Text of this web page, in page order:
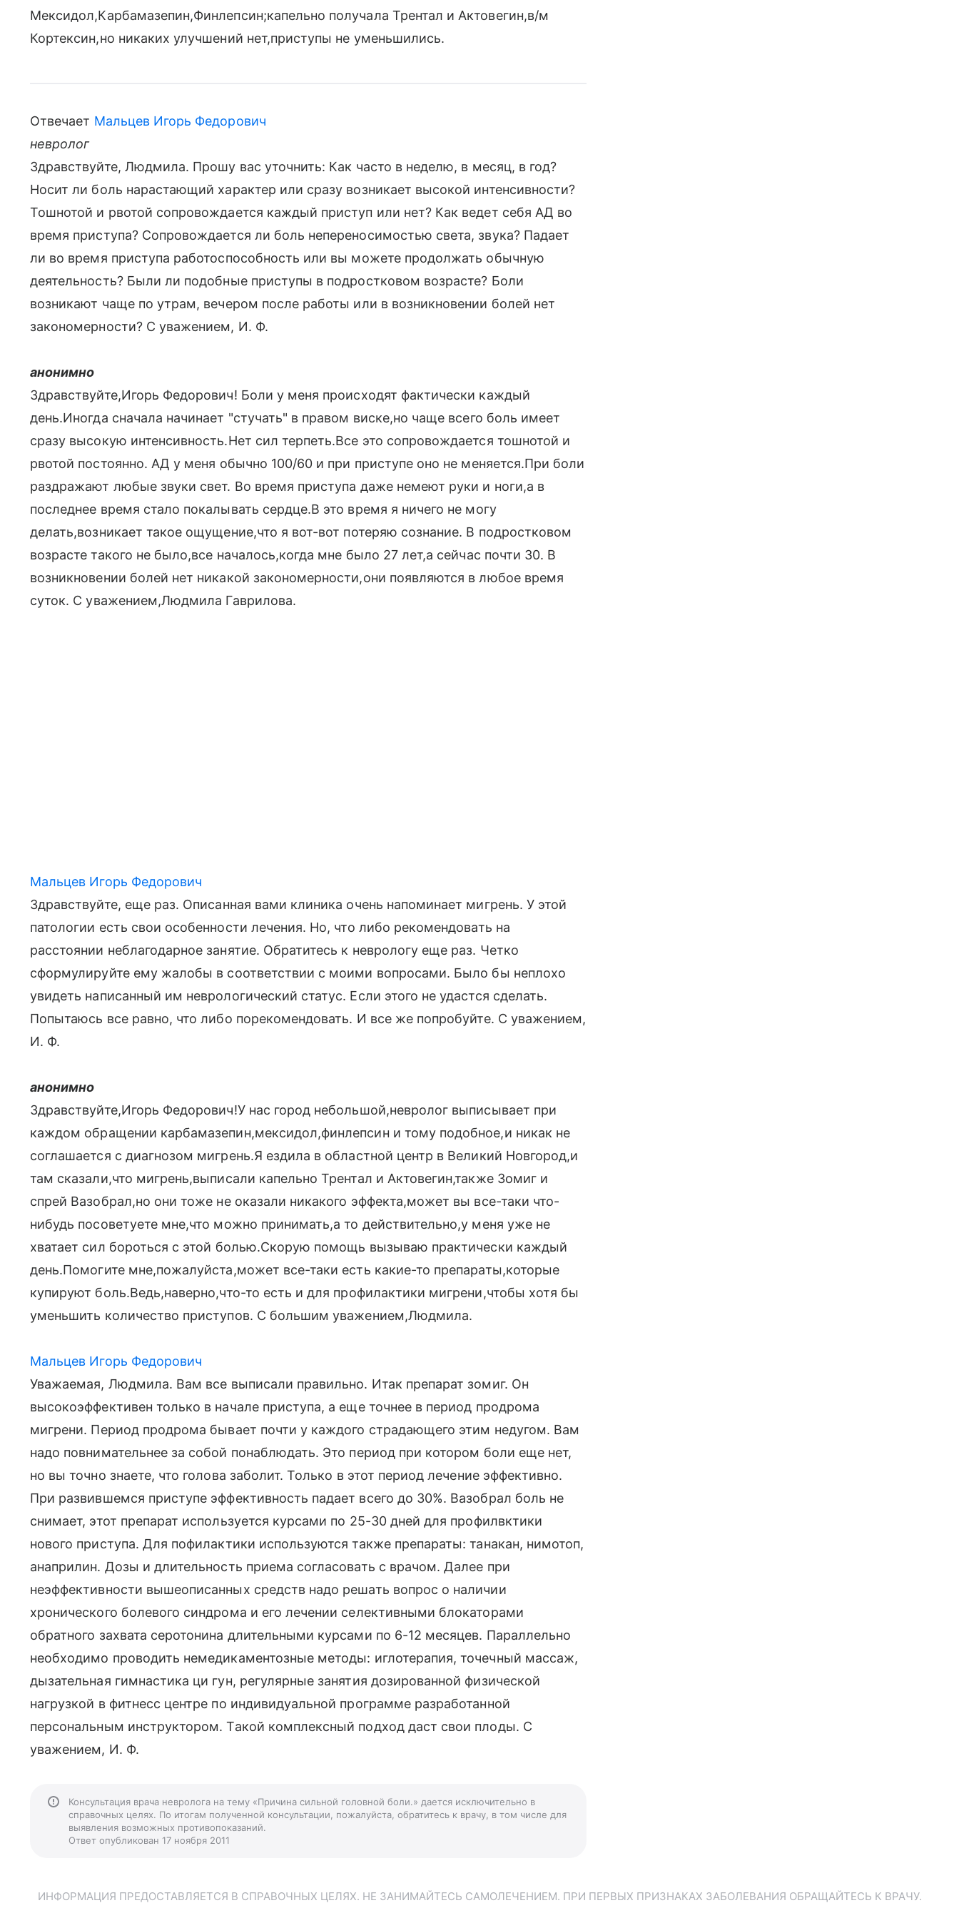
Мексидол,Карбамазепин,Финлепсин;капельно получала Трентал и Актовегин,в/м
Кортексин,но никаких улучшений нет,приступы не уменьшились.
Отвечает Мальцев Игорь Федорович
невролог
Здравствуйте, Людмила. Прошу вас уточнить: Как часто в неделю, в месяц, в год?
Носит ли боль нарастающий характер или сразу возникает высокой интенсивности?
Тошнотой и рвотой сопровождается каждый приступ или нет? Как ведет себя АД во
время приступа? Сопровождается ли боль непереносимостью света, звука? Падает
ли во время приступа работоспособность или вы можете продолжать обычную
деятельность? Были ли подобные приступы в подростковом возрасте? Боли
возникают чаще по утрам, вечером после работы или в возникновении болей нет
закономерности? С уважением, И. Ф.
анонимно
Здравствуйте,Игорь Федорович! Боли у меня происходят фактически каждый
день.Иногда сначала начинает "стучать" в правом виске,но чаще всего боль имеет
сразу высокую интенсивность.Нет сил терпеть.Все это сопровождается тошнотой и
рвотой постоянно. АД у меня обычно 100/60 и при приступе оно не меняется.При боли
раздражают любые звуки свет. Во время приступа даже немеют руки и ноги,а в
последнее время стало покалывать сердце.В это время я ничего не могу
делать,возникает такое ощущение,что я вот-вот потеряю сознание. В подростковом
возрасте такого не было,все началось,когда мне было 27 лет,а сейчас почти 30. В
возникновении болей нет никакой закономерности,они появляются в любое время
суток. С уважением,Людмила Гаврилова.
Мальцев Игорь Федорович
Здравствуйте, еще раз. Описанная вами клиника очень напоминает мигрень. У этой
патологии есть свои особенности лечения. Но, что либо рекомендовать на
расстоянии неблагодарное занятие. Обратитесь к неврологу еще раз. Четко
сформулируйте ему жалобы в соответствии с моими вопросами. Было бы неплохо
увидеть написанный им неврологический статус. Если этого не удастся сделать.
Попытаюсь все равно, что либо порекомендовать. И все же попробуйте. С уважением,
И. Ф.
анонимно
Здравствуйте,Игорь Федорович!У нас город небольшой,невролог выписывает при
каждом обращении карбамазепин,мексидол,финлепсин и тому подобное,и никак не
соглашается с диагнозом мигрень.Я ездила в областной центр в Великий Новгород,и
там сказали,что мигрень,выписали капельно Трентал и Актовегин,также Зомиг и
спрей Вазобрал,но они тоже не оказали никакого эффекта,может вы все-таки что-
нибудь посоветуете мне,что можно принимать,а то действительно,у меня уже не
хватает сил бороться с этой болью.Скорую помощь вызываю практически каждый
день.Помогите мне,пожалуйста,может все-таки есть какие-то препараты,которые
купируют боль.Ведь,наверно,что-то есть и для профилактики мигрени,чтобы хотя бы
уменьшить количество приступов. С большим уважением,Людмила.
Мальцев Игорь Федорович
Уважаемая, Людмила. Вам все выписали правильно. Итак препарат зомиг. Он
высокоэффективен только в начале приступа, а еще точнее в период продрома
мигрени. Период продрома бывает почти у каждого страдающего этим недугом. Вам
надо повнимательнее за собой понаблюдать. Это период при котором боли еще нет,
но вы точно знаете, что голова заболит. Только в этот период лечение эффективно.
При развившемся приступе эффективность падает всего до 30%. Вазобрал боль не
снимает, этот препарат используется курсами по 25-30 дней для профилвктики
нового приступа. Для пофилактики используются также препараты: танакан, нимотоп,
анаприлин. Дозы и длительность приема согласовать с врачом. Далее при
неэффективности вышеописанных средств надо решать вопрос о наличии
хронического болевого синдрома и его лечении селективными блокаторами
обратного захвата серотонина длительными курсами по 6-12 месяцев. Параллельно
необходимо проводить немедикаментозные методы: иглотерапия, точечный массаж,
дызательная гимнастика ци гун, регулярные занятия дозированной физической
нагрузкой в фитнесс центре по индивидуальной программе разработанной
персональным инструктором. Такой комплексный подход даст свои плоды. С
уважением, И. Ф.
Консультация врача невролога на тему «Причина сильной головной боли.» дается исключительно в
справочных целях. По итогам полученной консультации, пожалуйста, обратитесь к врачу, в том числе для
выявления возможных противопоказаний.
Ответ опубликован 17 ноября 2011
ИНФОРМАЦИЯ ПРЕДОСТАВЛЯЕТСЯ В СПРАВОЧНЫХ ЦЕЛЯХ. НЕ ЗАНИМАЙТЕСЬ САМОЛЕЧЕНИЕМ. ПРИ ПЕРВЫХ ПРИЗНАКАХ ЗАБОЛЕВАНИЯ ОБРАЩАЙТЕСЬ К ВРАЧУ.